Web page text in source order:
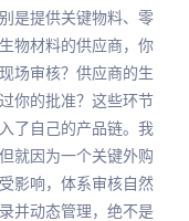
是提供关键物料、零
物材料的供应商，你
场审核？供应商的生
你的批准？这些环节
了自己的产品链。我
就因为一个关键外购
影响，体系审核自然
并动态管理，绝不是